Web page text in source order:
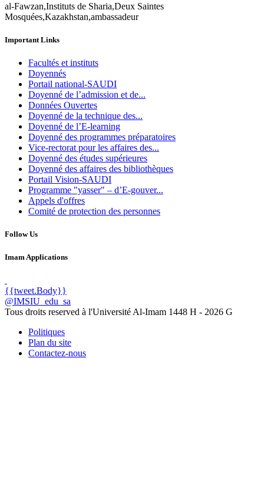
al-Fawzan,Instituts de Sharia,Deux Saintes
Mosquées,Kazakhstan,ambassadeur
Important Links
Facultés et instituts
Doyennés
Portail national-SAUDI
Doyenné de l’admission et de...
Données Ouvertes
Doyenné de la technique des...
Doyenné de l’E-learning
Doyenné des programmes préparatoires
Vice-rectorat pour les affaires des...
Doyenné des études supérieures
Doyenné des affaires des bibliothèques
Portail Vision-SAUDI
Programme "yasser" – d’E-gouver...
Appels d'offres
Comité de protection des personnes
Follow Us
Imam Applications
{{tweet.Body}}
@IMSIU_edu_sa
Tous droits reserved à l'Université Al-Imam 1448 H - 2026 G
Politiques
Plan du site
Contactez-nous